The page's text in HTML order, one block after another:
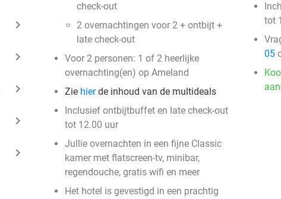
keyboard_arrow_right
keyboard_arrow_right
keyboard_arrow_right
keyboard_arrow_right
keyboard_arrow_right
check-out
2 overnachtingen voor 2 + ontbijt +
late check-out
Voor 2 personen: 1 of 2 heerlijke
overnachting(en) op Ameland
Zie hierde inhoud van de multideals
Inclusief ontbijtbuffet en late check-out
tot 12.00 uur
Jullie overnachten in een fijne Classic
kamer met flatscreen-tv, minibar,
regendouche, gratis wifi en meer
Het hotel is gevestigd in een prachtig
tot
05